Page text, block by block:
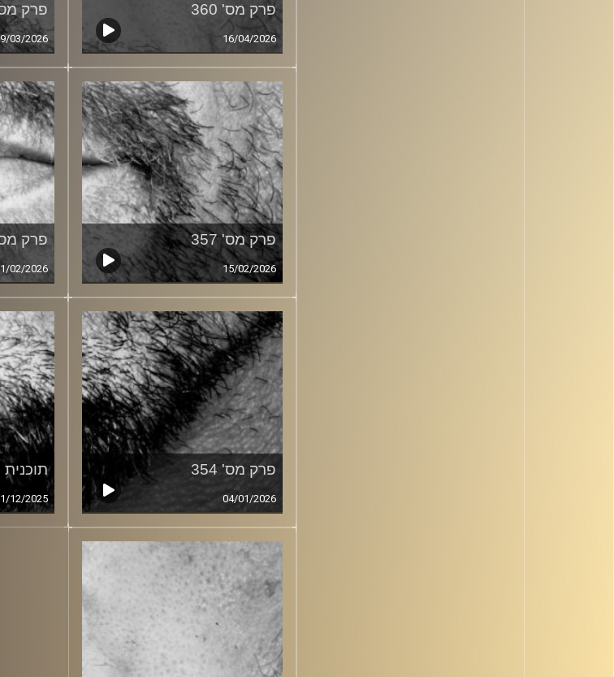
פרק מס' 360
16/04/2026
פרק מס'
03/2026
פרק מס' 357
15/02/2026
פרק מס'
02/2026
פרק מס' 354
04/01/2026
תוכנית
12/2025